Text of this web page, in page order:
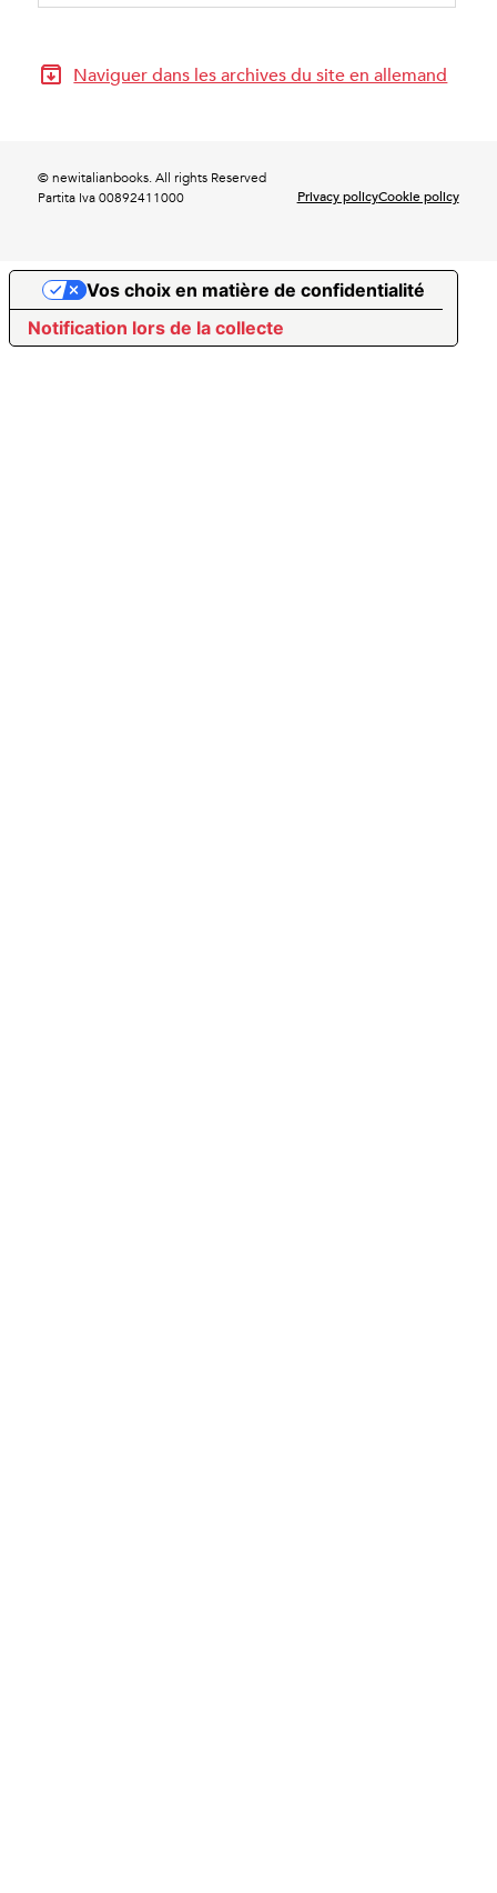
Naviguer dans les archives du site en allemand
© newitalianbooks. All rights Reserved
Partita Iva 00892411000
Privacy policyCookie policy
Notification lors de la collecte
Vos choix en matière de confidentialité